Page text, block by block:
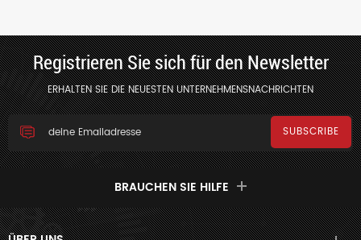
Registrieren Sie sich für den Newsletter
ERHALTEN SIE DIE NEUESTEN UNTERNEHMENSNACHRICHTEN
BRAUCHEN SIE HILFE